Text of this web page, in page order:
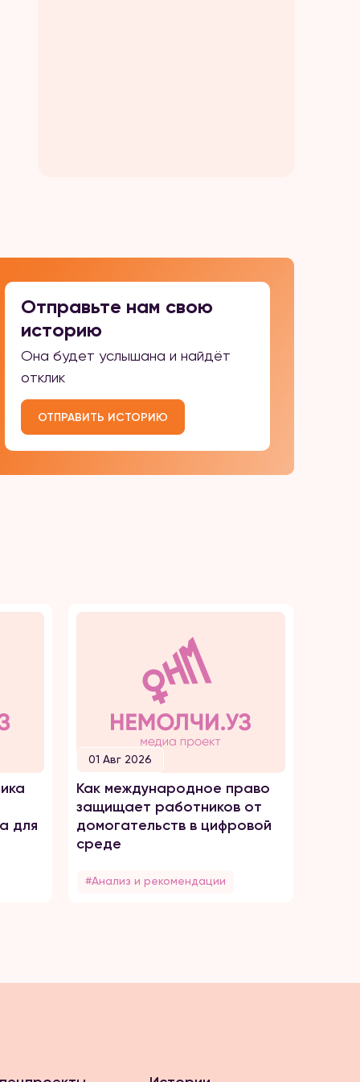
Отправьте нам свою
историю
Она будет услышана и найдёт
отклик
ОТПРАВИТЬ ИСТОРИЮ
для
01 Авг 2026
Как международное право
защищает работников от
домогательств в цифровой
среде
#Анализ и рекомендации